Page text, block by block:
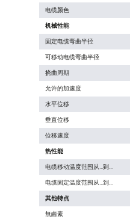
电缆颜色
机械性能
固定电缆弯曲半径
可移动电缆弯曲半径
挠曲周期
允许的加速度
水平位移
垂直位移
位移速度
热性能
电缆移动温度范围从…到…
电缆固定温度范围从…到…
其他特点
無鹵素